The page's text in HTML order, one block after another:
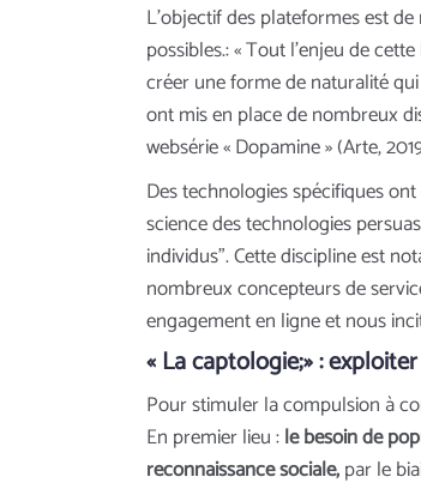
L’objectif des plateformes est
possibles.: « Tout l’enjeu de
créer une forme de naturalité
ont mis en place de nombreux
websérie « Dopamine » (Arte,
Des technologies spécifiques
science des technologies
individus". Cette discipline est
nombreux concepteurs de
engagement en ligne et nous
« La captologie;» :
Pour stimuler la compulsion à
En premier lieu :le besoin de
reconnaissance sociale,par le